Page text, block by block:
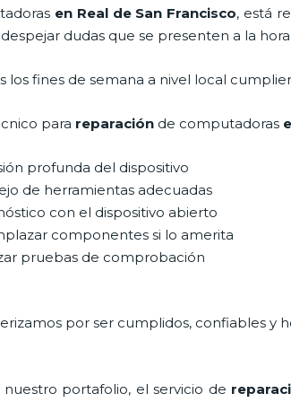
en Real de San Francisco, está
despejar dudas que se presenten a la
los fines de semana a nivel local
para reparación de computadoras
profunda del dispositivo
de herramientas adecuadas
con el dispositivo abierto
componentes si lo amerita
pruebas de comprobación
por ser cumplidos, confiables y
portafolio, el servicio de